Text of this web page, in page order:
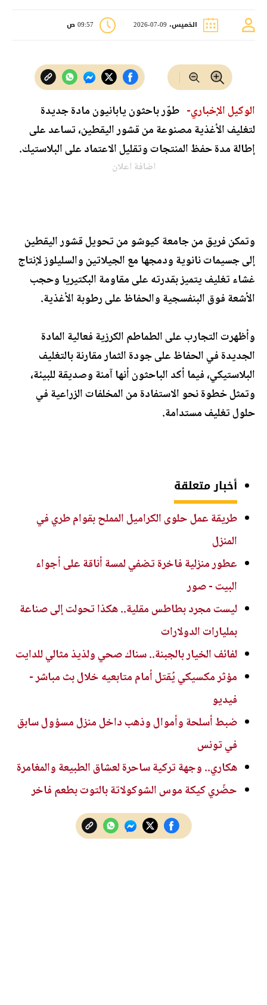
الخميس، 09-07-2026 09:57 ص
الوكيل الإخباري- طوّر باحثون يابانيون مادة جديدة
لتغليف الأغذية مصنوعة من قشور اليقطين، تساعد على
إطالة مدة حفظ المنتجات وتقليل الاعتماد على البلاستيك.
اضافة اعلان
وتمكن فريق من جامعة كيوشو من تحويل قشور اليقطين
إلى جسيمات نانوية ودمجها مع الجيلاتين والسليلوز لإنتاج
غشاء تغليف يتميز بقدرته على مقاومة البكتيريا وحجب
الأشعة فوق البنفسجية والحفاظ على رطوبة الأغذية.
وأظهرت التجارب على الطماطم الكرزية فعالية المادة
الجديدة في الحفاظ على جودة الثمار مقارنة بالتغليف
البلاستيكي، فيما أكد الباحثون أنها آمنة وصديقة للبيئة،
وتمثل خطوة نحو الاستفادة من المخلفات الزراعية في
حلول تغليف مستدامة.
أخبار متعلقة
طريقة عمل حلوى الكراميل المملح بقوام طري في
المنزل
عطور منزلية فاخرة تضفي لمسة أناقة على أجواء
البيت - صور
ليست مجرد بطاطس مقلية.. هكذا تحولت إلى صناعة
بمليارات الدولارات
لفائف الخيار بالجبنة.. سناك صحي ولذيذ مثالي للدايت
مؤثر مكسيكي يُقتل أمام متابعيه خلال بث مباشر -
فيديو
ضبط أسلحة وأموال وذهب داخل منزل مسؤول سابق
في تونس
هكاري.. وجهة تركية ساحرة لعشاق الطبيعة والمغامرة
حضّري كيكة موس الشوكولاتة بالتوت بطعم فاخر